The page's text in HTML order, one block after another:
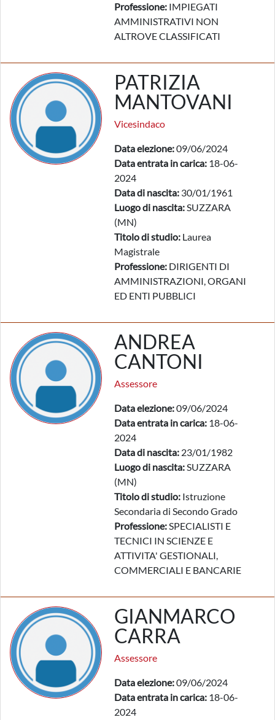
Professione: IMPIEGATI
AMMINISTRATIVI NON
ALTROVE CLASSIFICATI
PATRIZIA
MANTOVANI
Vicesindaco
Data elezione:09/06/2024
Data entrata in carica: 18-06-
2024
Data di nascita: 30/01/1961
Luogo di nascita:SUZZARA
(MN)
Titolo di studio: Laurea
Magistrale
Professione: DIRIGENTI DI
AMMINISTRAZIONI, ORGANI
ED ENTI PUBBLICI
ANDREA
CANTONI
Assessore
Data elezione:09/06/2024
Data entrata in carica: 18-06-
2024
Data di nascita: 23/01/1982
Luogo di nascita:SUZZARA
(MN)
Titolo di studio: Istruzione
Secondaria di Secondo Grado
Professione:SPECIALISTI E
TECNICI IN SCIENZE E
ATTIVITA' GESTIONALI,
COMMERCIALI E BANCARIE
GIANMARCO
CARRA
Assessore
Data elezione:09/06/2024
Data entrata in carica: 18-06-
2024